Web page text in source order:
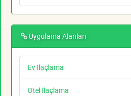
Uygulama Alanları
Ev İlaçlama
Otel İlaçlama